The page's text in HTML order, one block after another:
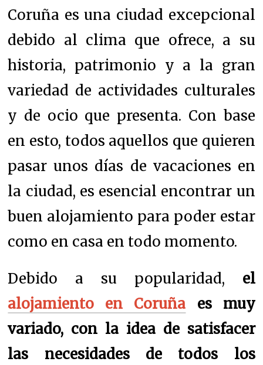
Coruña es una ciudad excepcional
debido al clima que ofrece, a su
historia, patrimonio y a la gran
variedad de actividades culturales
y de ocio que presenta. Con base
en esto, todos aquellos que quieren
pasar unos días de vacaciones en
la ciudad, es esencial encontrar un
buen alojamiento para poder estar
como en casa en todo momento.
Debido a su popularidad, el
alojamiento en Coruña es muy
variado, con la idea de satisfacer
las necesidades de todos los